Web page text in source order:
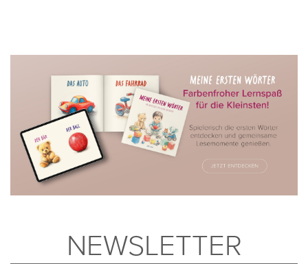
NEWSLETTER